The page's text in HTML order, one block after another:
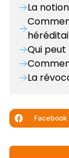
La
Qui
La
Facebook